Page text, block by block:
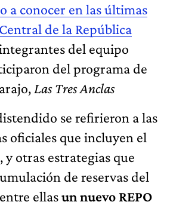
a conocer en las últimas
de la República
del equipo
del programa de
Las Tres Anclas
se refirieron a las
oficiales que incluyen el
, y otras estrategias que
de reservas del
ellasun nuevo REPO